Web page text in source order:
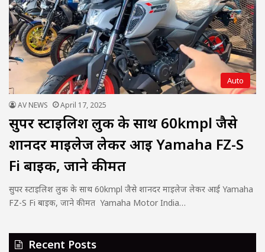
Auto
AV NEWS April 17, 2025
सुपर स्टाइलिश लुक के साथ 60kmpl जैसे
शानदर माइलेज लेकर आई Yamaha FZ-S
Fi बाइक, जाने कीमत
सुपर स्टाइलिश लुक के साथ 60kmpl जैसे शानदर माइलेज लेकर आई Yamaha
FZ-S Fi बाइक, जाने कीमत Yamaha Motor India…
Recent Posts